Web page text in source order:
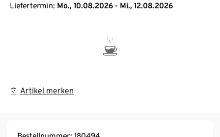
Liefertermin: Mo., 10.08.2026 - Mi., 12.08.2026
Artikel merken